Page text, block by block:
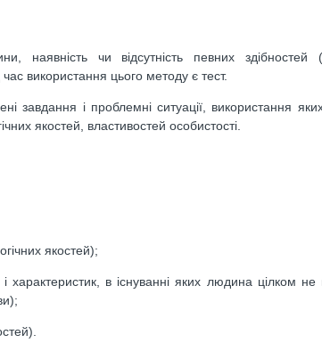
наявність чи відсутність певних здібностей
використання цього методу є тест.
і проблемні ситуації, використання яких
якостей, властивостей особистості.
якостей);
характеристик, в існуванні яких людина цілком